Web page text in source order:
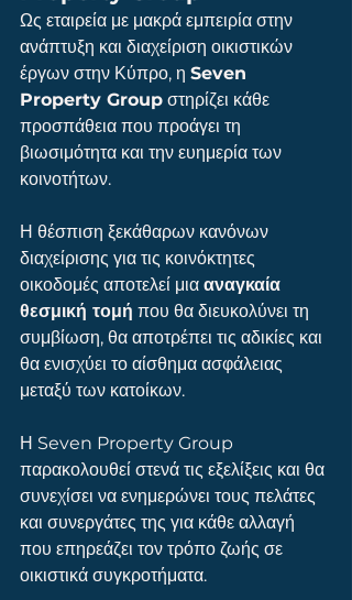
Ως εταιρεία με μακρά εμπειρία στην
ανάπτυξη και διαχείριση οικιστικών
έργων στην Κύπρο, η Seven
Property Group στηρίζει κάθε
προσπάθεια που προάγει τη
βιωσιμότητα και την ευημερία των
κοινοτήτων.
Η θέσπιση ξεκάθαρων κανόνων
διαχείρισης για τις κοινόκτητες
οικοδομές αποτελεί μια αναγκαία
θεσμική τομή που θα διευκολύνει τη
συμβίωση, θα αποτρέπει τις αδικίες και
θα ενισχύει το αίσθημα ασφάλειας
μεταξύ των κατοίκων.
Η Seven Property Group
παρακολουθεί στενά τις εξελίξεις και θα
συνεχίσει να ενημερώνει τους πελάτες
και συνεργάτες της για κάθε αλλαγή
που επηρεάζει τον τρόπο ζωής σε
οικιστικά συγκροτήματα.